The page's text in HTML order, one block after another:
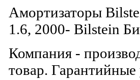
Амортизаторы
1.6, 2000- Bilstein
Компания -
товар. Гарантийные